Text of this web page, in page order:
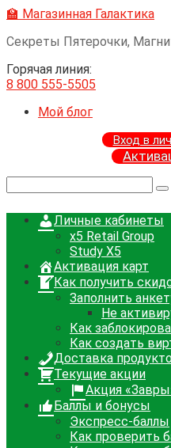
Перейти
контенту
🏫 Магазинная Галактика
Секреты Пятерочки,
Горячая линия:
8 800 555-5505
Мой блог
Вход в
Личные кабинеты
x5 Retail Group
Study X5
Активация карт
Как получить
Заполнить
Не
Как
Как создать
Доставка
Текущие акции
Акция
Баллы и бонусы
Экспресс-баллы
Как проверить